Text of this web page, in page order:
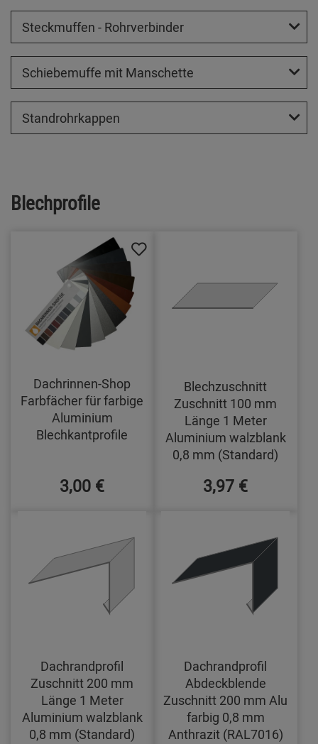
Steckmuffen - Rohrverbinder
Schiebemuffe mit Manschette
Standrohrkappen
Blechprofile
Dachrinnen-Shop
Farbfächer für farbige
Aluminium
Blechkantprofile
3,00 €
Blechzuschnitt
Zuschnitt 100 mm
Länge 1 Meter
Aluminium walzblank
0,8 mm (Standard)
3,97 €
Dachrandprofil
Zuschnitt 200 mm
Länge 1 Meter
Aluminium walzblank
0,8 mm (Standard)
Dachrandprofil
Abdeckblende
Zuschnitt 200 mm Alu
farbig 0,8 mm
Anthrazit (RAL7016)